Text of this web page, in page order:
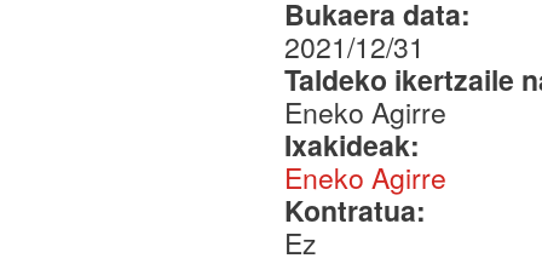
Bukaera data:
2021/12/31
Taldeko ikertzaile
Eneko Agirre
Ixakideak:
Eneko Agirre
Kontratua:
Ez